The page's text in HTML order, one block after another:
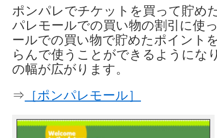
ポンパレでチケットを買って貯め
パレモールでの買い物の割引に使
ールでの買い物で貯めたポイント
らんで使うことができるようにな
の幅が広がります。
⇒ ［ポンパレモール］